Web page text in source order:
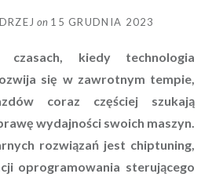
on 15 GRUDNIA 2023
czasach, kiedy technologia
się w zawrotnym tempie,
coraz częściej szukają
wydajności swoich maszyn.
rozwiązań jest chiptuning,
oprogramowania sterującego